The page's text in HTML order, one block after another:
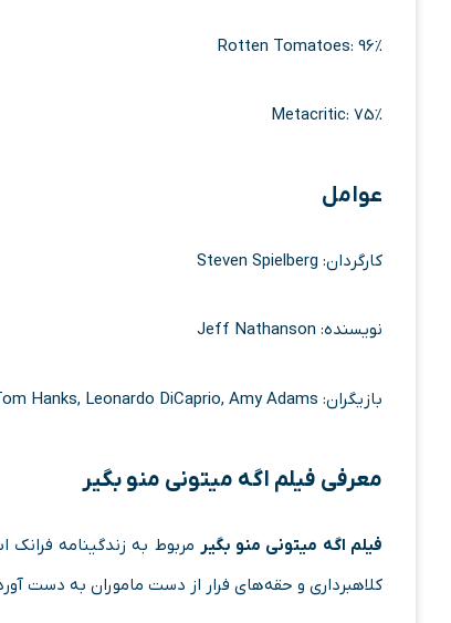
Rotten Tomatoes: 96%
Metacritic: 75%
عوامل
کارگردان: Steven Spielberg
نویسنده: Jeff Nathanson
بازیگران: Tom Hanks, Leonardo DiCaprio, Amy Adams,…
معرفی فیلم اگه میتونی منو بگیر
فیلم اگه میتونی منو بگیر مربوط به زندگینامه
کلاهبرداری و حقه‌های فرار از دست ماموران به‌ دست